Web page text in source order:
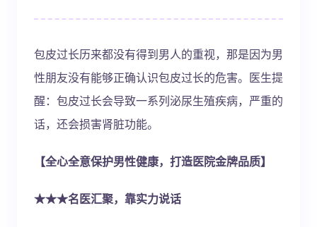
包皮过长历来都没有得到男人的重视，那是因为男
性朋友没有能够正确认识包皮过长的危害。医生提
醒：包皮过长会导致一系列泌尿生殖疾病，严重的
话，还会损害肾脏功能。
【全心全意保护男性健康，打造医院金牌品质】
★★★名医汇聚，靠实力说话